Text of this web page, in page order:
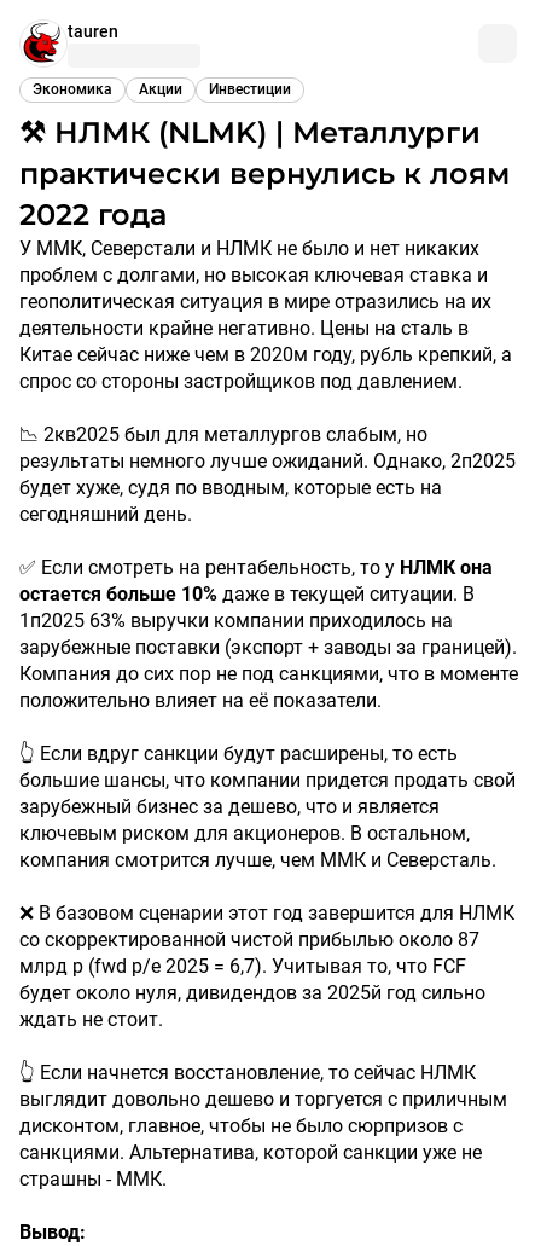
tauren
Экономика Акции Инвестиции
⚒️ НЛМК (NLMK) | Металлурги
практически вернулись к лоям
2022 года
У ММК, Северстали и НЛМК не было и нет никаких
проблем с долгами, но высокая ключевая ставка и
геополитическая ситуация в мире отразились на их
деятельности крайне негативно. Цены на сталь в
Китае сейчас ниже чем в 2020м году, рубль крепкий, а
спрос со стороны застройщиков под давлением.
📉 2кв2025 был для металлургов слабым, но
результаты немного лучше ожиданий. Однако, 2п2025
будет хуже, судя по вводным, которые есть на
сегодняшний день.
✅ Если смотреть на рентабельность, то у НЛМК она
остается больше 10% даже в текущей ситуации. В
1п2025 63% выручки компании приходилось на
зарубежные поставки (экспорт + заводы за границей).
Компания до сих пор не под санкциями, что в моменте
положительно влияет на её показатели.
👆 Если вдруг санкции будут расширены, то есть
большие шансы, что компании придется продать свой
зарубежный бизнес за дешево, что и является
ключевым риском для акционеров. В остальном,
компания смотрится лучше, чем ММК и Северсталь.
❌ В базовом сценарии этот год завершится для НЛМК
со скорректированной чистой прибылью около 87
млрд р (fwd p/e 2025 = 6,7). Учитывая то, что FCF
будет около нуля, дивидендов за 2025й год сильно
ждать не стоит.
👆 Если начнется восстановление, то сейчас НЛМК
выглядит довольно дешево и торгуется с приличным
дисконтом, главное, чтобы не было сюрпризов с
санкциями. Альтернатива, которой санкции уже не
страшны - ММК.
Вывод: